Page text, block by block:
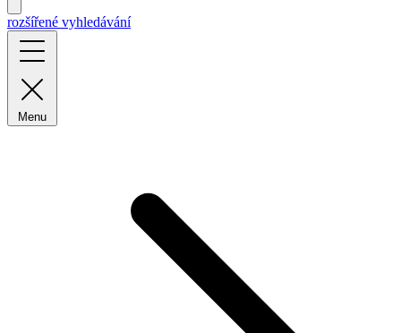
rozšířené vyhledávání
Menu